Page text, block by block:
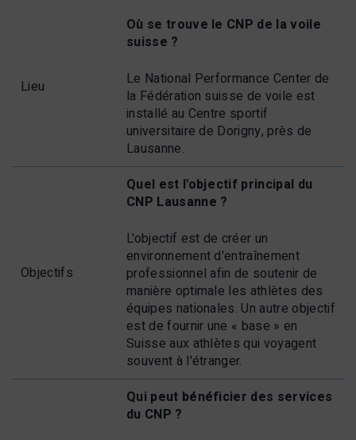
Lieu
Où se trouve le CNP de la voile
suisse ?
Le National Performance Center de
la Fédération suisse de voile est
installé au Centre sportif
universitaire de Dorigny, près de
Lausanne.
Objectifs
Quel est l'objectif principal du
CNP Lausanne ?
L'objectif est de créer un
environnement d'entraînement
professionnel afin de soutenir de
manière optimale les athlètes des
équipes nationales. Un autre objectif
est de fournir une « base » en
Suisse aux athlètes qui voyagent
souvent à l'étranger.
Qui peut bénéficier des services
du CNP ?